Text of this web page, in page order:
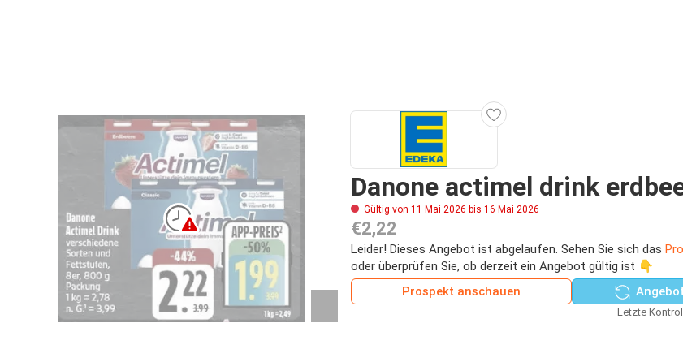
Danone actimel drink
Gültig von 11 Mai 2026 bis 16 Mai 2026
€2,22
Leider! Dieses Angebot ist abgelaufen. Sehen Sie sich das
oder überprüfen Sie, ob derzeit ein Angebot gültig ist 👇
Prospekt anschauen
Letzte